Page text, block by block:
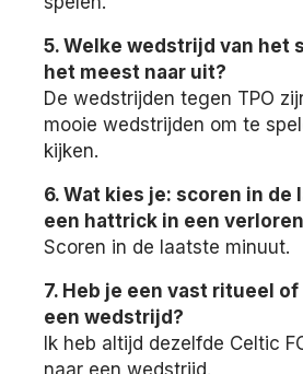
5. Welke wedstrijd van het
het meest naar uit?
De wedstrijden tegen TPO
mooie wedstrijden om te
kijken.
6. Wat kies je: scoren in
een hattrick in een
Scoren in de laatste minuut.
7. Heb je een vast ritueel
een wedstrijd?
Ik heb altijd dezelfde Celtic